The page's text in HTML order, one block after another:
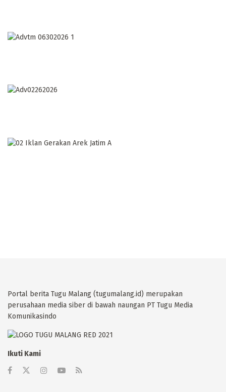
Portal berita Tugu Malang (tugumalang.id) merupakan
perusahaan media siber di bawah naungan PT Tugu Media
Komunikasindo
Ikuti Kami